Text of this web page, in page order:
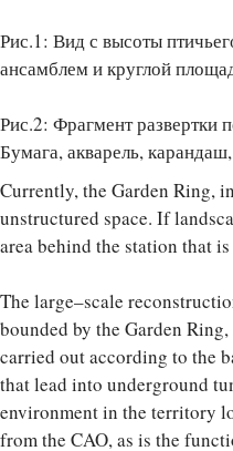
Рис.1: Вид с высоты
ансамблем и круглой
Рис.2: Фрагмент развертки
Бумага, акварель,
Currently, the Garden Ring,
unstructured space. If
area behind the station that
The large–scale
bounded by the Garden
carried out according to the
that lead into underground
environment in the territory
from the CAO, as is the